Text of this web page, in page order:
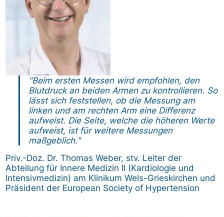
"Beim ersten Messen wird empfohlen, den
Blutdruck an beiden Armen zu kontrollieren. So
lässt sich feststellen, ob die Messung am
linken und am rechten Arm eine Differenz
aufweist. Die Seite, welche die höheren Werte
aufweist, ist für weitere Messungen
maßgeblich."
Priv.-Doz. Dr. Thomas Weber, stv. Leiter der
Abteilung für Innere Medizin II (Kardiologie und
Intensivmedizin) am Klinikum Wels-Grieskirchen und
Präsident der European Society of Hypertension